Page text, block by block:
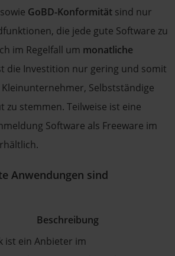
GoBD-Konformität sind nur
die jede gute Software zu
im Regelfall um monatliche
die Investition nur gering und somit
Selbstständige
zu stemmen. Teilweise ist eine
Software als Freeware im
Anwendungen sind
Beschreibung
ist ein Anbieter im